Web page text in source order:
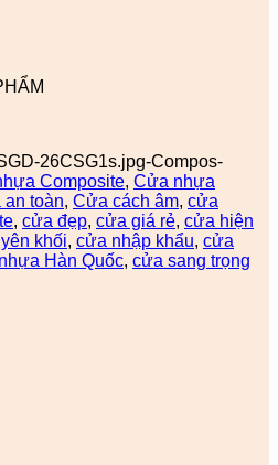
26CSG1s.jpg-Compos-
Composite, Cửa nhựa
an toàn, Cửa cách âm, cửa
, cửa đẹp, cửa giá rẻ, cửa hiện
khối, cửa nhập khẩu, cửa
Hàn Quốc, cửa sang trọng